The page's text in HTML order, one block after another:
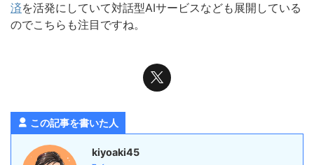
済を活発にしていて対話型AIサービスなども展開している
のでこちらも注目ですね。
この記事を書いた人
kiyoaki45